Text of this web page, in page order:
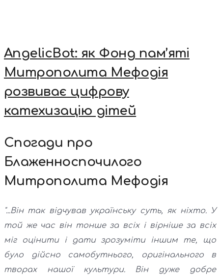
AngelicBot: як Фонд пам’яті
Митрополита Мефодія
розвиває цифрову
катехизацію дітей
Спогади про
Блаженноспочилого
Митрополита Мефодія
"...Він так відчував українську суть, як ніхто. У
той же час він тонше за всіх і вірніше за всіх
міг оцінити і дати зрозуміти іншим те, що
було дійсно самобутнього, оригінального в
творах нашої культури. Він дуже добре